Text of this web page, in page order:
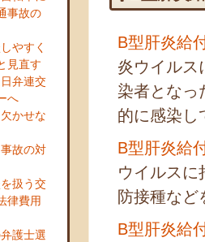
事故の
やすく
見直す
弁連交
へ
かせな
故の対
扱う交
律費用
護士選
B型肝炎給
炎ウイルス
染者となっ
的に感染し
B型肝炎給
ウイルスに
防接種など
B型肝炎給